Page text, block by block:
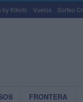
by Kikoto Vuelos Sorteo
FRONTERA